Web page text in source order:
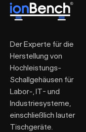
Der Experte für die
Herstellung von
Hochleistungs-
Schallgehäusen für
Labor-, IT- und
Industriesysteme,
einschließlich lauter
Tischgeräte.